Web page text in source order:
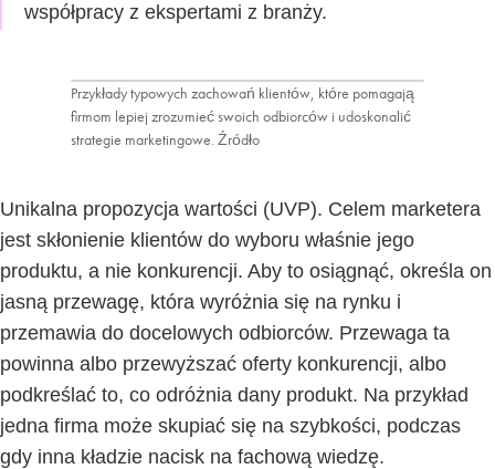
współpracy z ekspertami z branży.
Przykłady typowych zachowań klientów, które pomagają
firmom lepiej zrozumieć swoich odbiorców i udoskonalić
strategie marketingowe. Źródło
Unikalna propozycja wartości (UVP). Celem marketera
jest skłonienie klientów do wyboru właśnie jego
produktu, a nie konkurencji. Aby to osiągnąć, określa on
jasną przewagę, która wyróżnia się na rynku i
przemawia do docelowych odbiorców. Przewaga ta
powinna albo przewyższać oferty konkurencji, albo
podkreślać to, co odróżnia dany produkt. Na przykład
jedna firma może skupiać się na szybkości, podczas
gdy inna kładzie nacisk na fachową wiedzę.